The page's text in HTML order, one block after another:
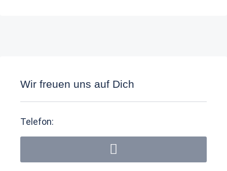
Wir freuen uns auf Dich
Telefon: